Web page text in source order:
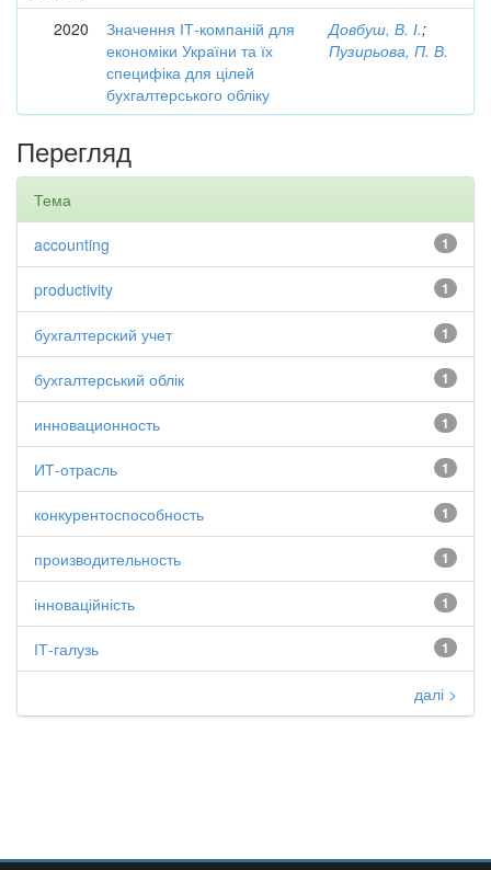
2020
Значення ІТ-компаній для
економіки України та їх
специфіка для цілей
бухгалтерського обліку
Довбуш, В. І.;
Пузирьова, П. В.
Перегляд
Тема
1
accounting
1
productivity
1
бухгалтерский учет
1
бухгалтерський облік
1
инновационность
1
ИТ-отрасль
1
конкурентоспособность
1
производительность
1
інноваційність
1
ІТ-галузь
далі >